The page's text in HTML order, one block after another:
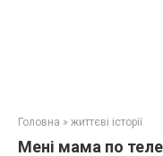
Головна » життєві історії
Мені мама по